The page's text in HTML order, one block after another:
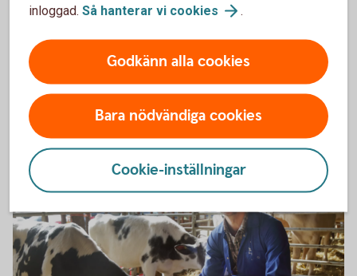
Vad gäller vid lån till nystartade företag?
Hur svårt är det att få ett företagslån?
Kan jag ta ett företagslån som enskild firma?
inloggad. Så hanterar vi cookies .
Godkänn alla cookies
Bara nödvändiga cookies
Cookie-inställningar